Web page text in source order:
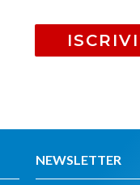
NEWSLETTER